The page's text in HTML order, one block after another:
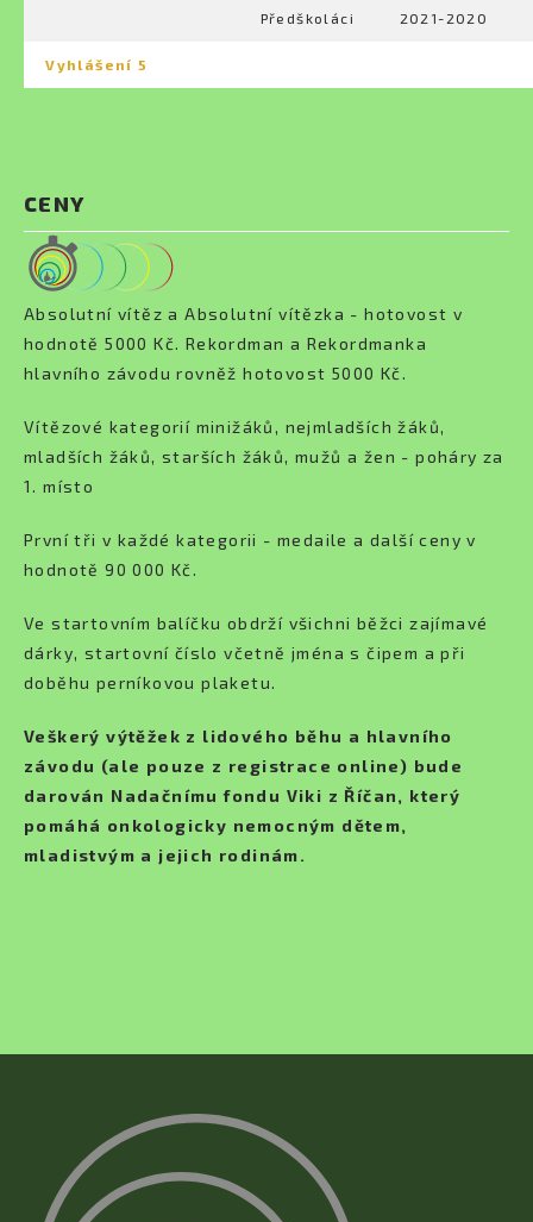
Předškoláci 2021-2020
Vyhlášení 5
CENY
Absolutní vítěz a Absolutní vítězka - hotovost v
hodnotě 5000 Kč. Rekordman a Rekordmanka
hlavního závodu rovněž hotovost 5000 Kč.
Vítězové kategorií minižáků, nejmladších žáků,
mladších žáků, starších žáků, mužů a žen - poháry za
1. místo
První tři v každé kategorii - medaile a další ceny v
hodnotě 90 000 Kč.
Ve startovním balíčku obdrží všichni běžci zajímavé
dárky, startovní číslo včetně jména s čipem a při
doběhu perníkovou plaketu.
Veškerý výtěžek z lidového běhu a hlavního
závodu (ale pouze z registrace online) bude
darován Nadačnímu fondu Viki z Říčan, který
pomáhá onkologicky nemocným dětem,
mladistvým a jejich rodinám.